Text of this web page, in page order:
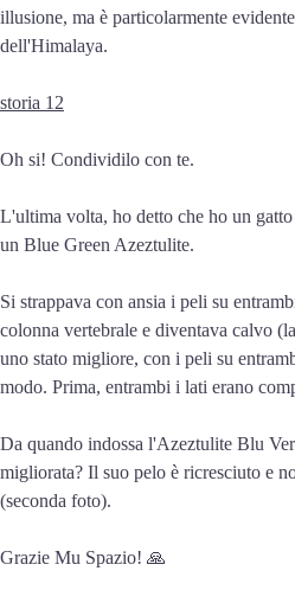
illusione, ma è particolarmente
dell'Himalaya.
storia 12
Oh si! Condividilo con te.
L'ultima volta, ho detto che ho un
un Blue Green Azeztulite.
Si strappava con ansia i peli su
colonna vertebrale e diventava calvo
uno stato migliore, con i peli su
modo. Prima, entrambi i lati erano
Da quando indossa l'Azeztulite Blu
migliorata? Il suo pelo è ricresciuto e
(seconda foto).
Grazie Mu Spazio! 🙏